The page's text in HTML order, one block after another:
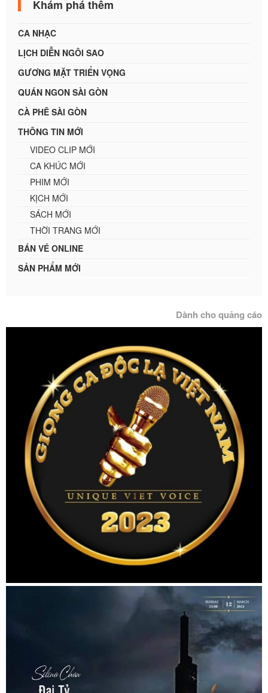
Khám phá thêm
CA NHẠC
LỊCH DIỄN NGÔI SAO
GƯƠNG MẶT TRIỂN VỌNG
QUÁN NGON SÀI GÒN
CÀ PHÊ SÀI GÒN
THÔNG TIN MỚI
VIDEO CLIP MỚI
CA KHÚC MỚI
PHIM MỚI
KỊCH MỚI
SÁCH MỚI
THỜI TRANG MỚI
BÁN VÉ ONLINE
SẢN PHẨM MỚI
Dành cho quảng cáo